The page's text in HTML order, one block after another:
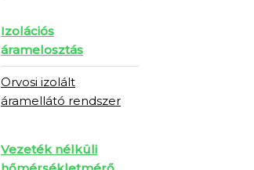
Izolációs
áramelosztás
Orvosi izolált
áramellátó rendszer
Vezeték nélküli